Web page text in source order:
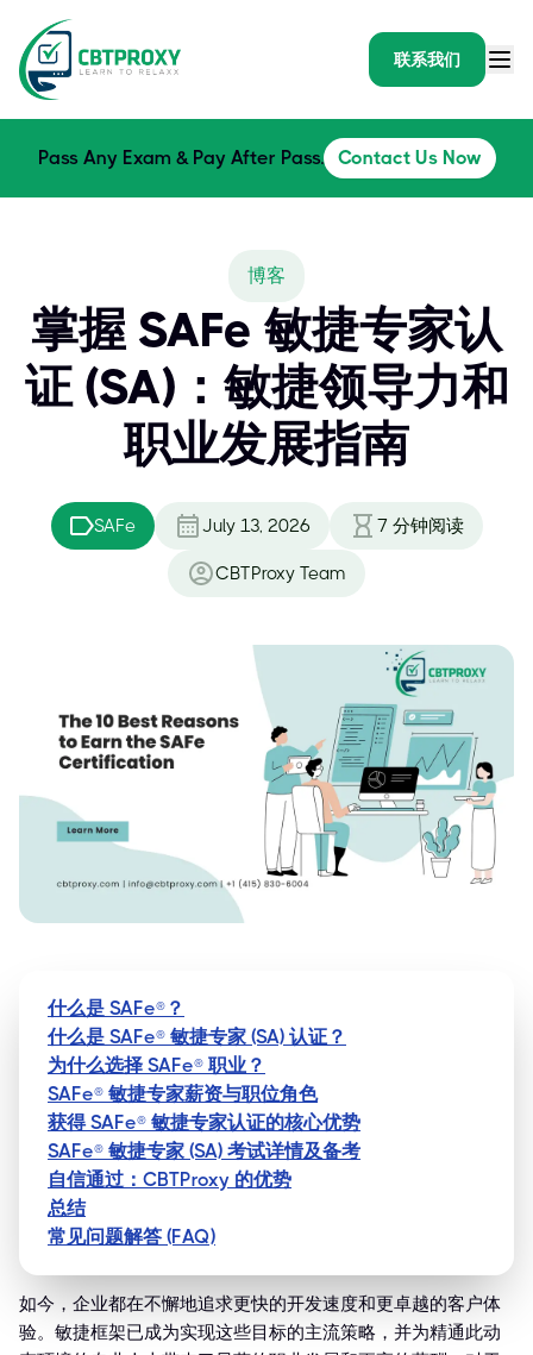
联系我们
Pass Any Exam & Pay After Pass. Contact Us Now
博客
掌握 SAFe 敏捷专家认
证 (SA)：敏捷领导力和
职业发展指南
SAFe July 13, 2026 7 分钟阅读
CBTProxy Team
什么是 SAFe®？
什么是 SAFe® 敏捷专家 (SA) 认证？
为什么选择 SAFe® 职业？
SAFe® 敏捷专家薪资与职位角色
获得 SAFe® 敏捷专家认证的核心优势
SAFe® 敏捷专家 (SA) 考试详情及备考
自信通过：CBTProxy 的优势
总结
常见问题解答 (FAQ)
如今，企业都在不懈地追求更快的开发速度和更卓越的客户体
验。敏捷框架已成为实现这些目标的主流策略，并为精通此动